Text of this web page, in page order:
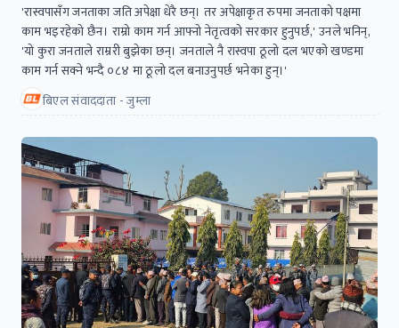
'रास्वपासँग जनताका जति अपेक्षा धेरै छन्। तर अपेक्षाकृत रुपमा जनताको पक्षमा
काम भइरहेको छैन। राम्रो काम गर्न आफ्नो नेतृत्वको सरकार हुनुपर्छ,' उनले भनिन्,
'यो कुरा जनताले राम्ररी बुझेका छन्। जनताले नै रास्वपा ठूलो दल भएको खण्डमा
काम गर्न सक्ने भन्दै ०८४ मा ठूलो दल बनाउनुपर्छ भनेका हुन्।'
बिएल संवाददाता - जुम्ला